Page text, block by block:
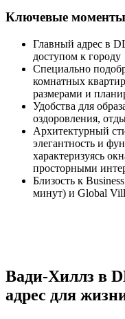
Ключевые моменты
Главный адрес в
доступом к городу
Специально
комнатных
размерами и
Удобства для
оздоровления,
Архитектурный
элегантность и
характеризуясь
просторными
Близость к
минут) и Global
Вади-Хиллз в
адрес для